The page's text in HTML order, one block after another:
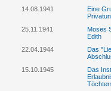
14.08.1941
Eine
25.11.1941
Moses
Edith
22.04.1944
Das
15.10.1945
Das